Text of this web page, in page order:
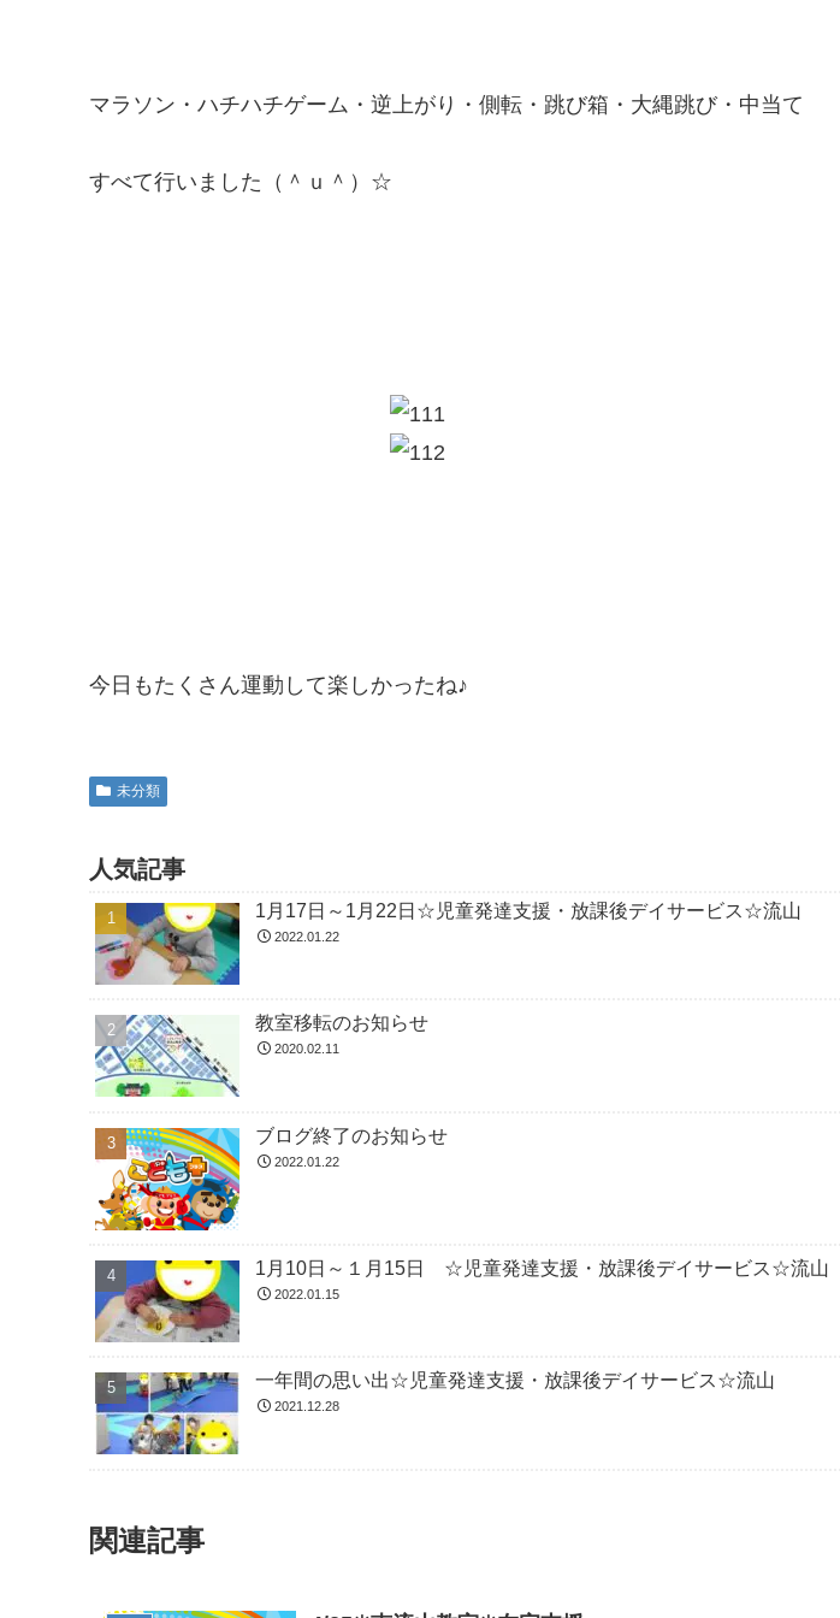
マラソン・ハチハチゲーム・逆上がり・側転・跳び箱・大縄跳び・中当て
すべて行いました（＾ｕ＾）☆
今日もたくさん運動して楽しかったね♪
未分類
人気記事
1月17日～1月22日☆児童発達支援・放課後デイサービス☆流山
2022.01.22
教室移転のお知らせ
2020.02.11
ブログ終了のお知らせ
2022.01.22
1月10日～１月15日 ☆児童発達支援・放課後デイサービス☆流山
2022.01.15
一年間の思い出☆児童発達支援・放課後デイサービス☆流山
2021.12.28
関連記事